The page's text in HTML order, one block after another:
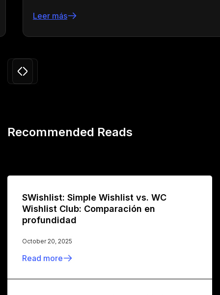
Leer más
Recommended Reads
SWishlist: Simple Wishlist vs. WC
Wishlist Club: Comparación en
profundidad
October 20, 2025
Read more